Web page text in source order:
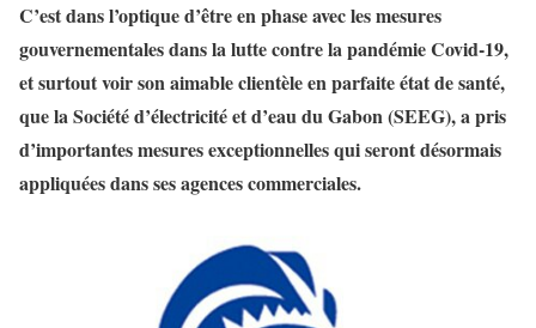
C’est dans l’optique d’être en phase avec les mesures
gouvernementales dans la lutte contre la pandémie Covid-19,
et surtout voir son aimable clientèle en parfaite état de santé,
que la Société d’électricité et d’eau du Gabon (SEEG), a pris
d’importantes mesures exceptionnelles qui seront désormais
appliquées dans ses agences commerciales.